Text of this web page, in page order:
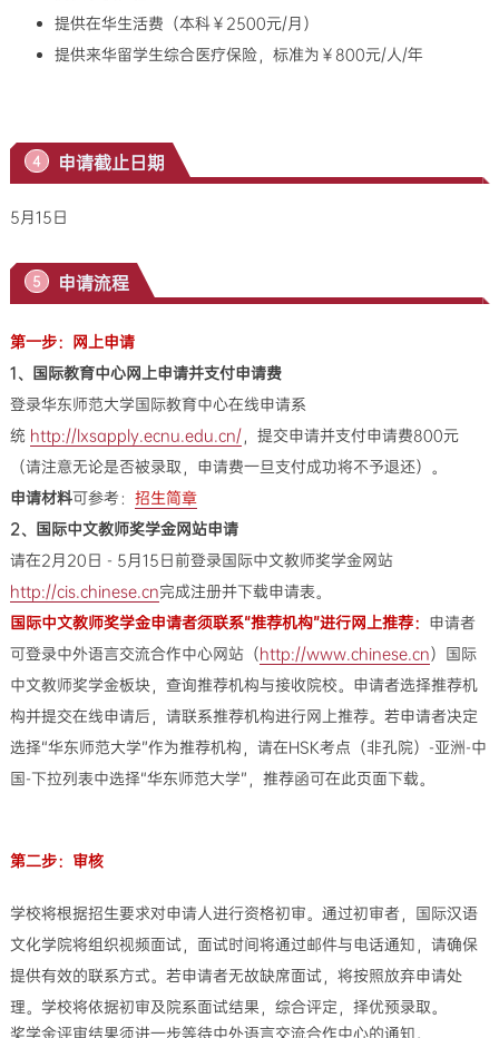
提供在华生活费（本科￥2500元/月）
提供来华留学生综合医疗保险，标准为￥800元/人/年
4 申请截止日期
5月15日
5 申请流程
第一步：网上申请
1、国际教育中心网上申请并支付申请费
登录华东师范大学国际教育中心在线申请系
统 http://lxsapply.ecnu.edu.cn/，提交申请并支付申请费800元
（请注意无论是否被录取，申请费一旦支付成功将不予退还）。
申请材料可参考： 招生简章
2、 国际中文教师奖学金网站申请
请在2月20日 - 5月15日前登录国际中文教师奖学金网站
http://cis.chinese.cn完成注册并下载申请表。
国际中文教师奖学金申请者须联系“推荐机构”进行网上推荐： 申请者
可登录中外语言交流合作中心网站（http://www.chinese.cn）国际
中文教师奖学金板块，查询推荐机构与接收院校。申请者选择推荐机
构并提交在线申请后，请联系推荐机构进行网上推荐。若申请者决定
选择“华东师范大学”作为推荐机构，请在HSK考点（非孔院）-亚洲-中
国-下拉列表中选择“华东师范大学”，推荐函可在此页面下载。
第二步：审核
学校将根据招生要求对申请人进行资格初审。通过初审者，国际汉语
文化学院将组织视频面试，面试时间将通过邮件与电话通知，请确保
提供有效的联系方式。若申请者无故缺席面试，将按照放弃申请处
理。学校将依据初审及院系面试结果，综合评定，择优预录取。
奖学金评审结果须进一步等待中外语言交流合作中心的通知。